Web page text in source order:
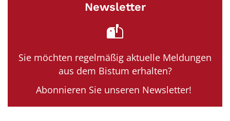
Newsletter
Sie möchten regelmäßig aktuelle Meldungen
aus dem Bistum erhalten?
Abonnieren Sie unseren Newsletter!